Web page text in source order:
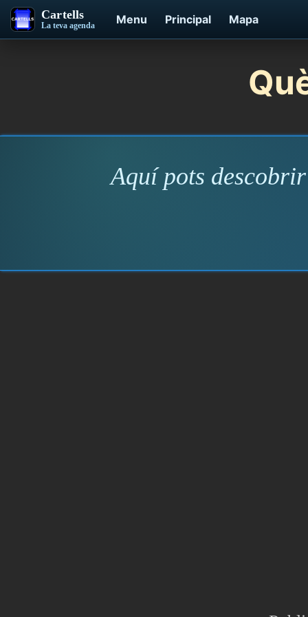
Cartells
La teva agenda Menu Principal Mapa
Aquí pots